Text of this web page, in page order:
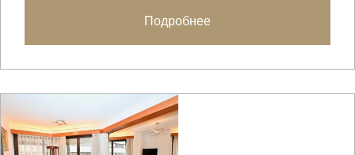
Подробнее